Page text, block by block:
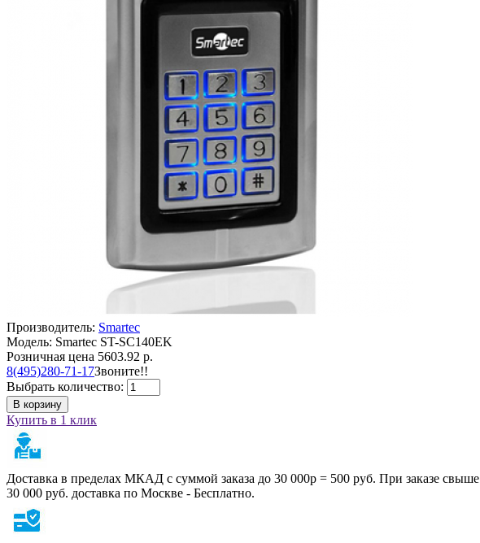
Производитель: Smartec
Модель: Smartec ST-SC140EK
Розничная цена 5603.92 р.
8(495)280-71-17Звоните!!
Выбрать количество:
В корзину
Купить в 1 клик
Доставка в пределах МКАД с суммой заказа до 30 000р = 500 руб. При заказе свыше
30 000 руб. доставка по Москве - Бесплатно.